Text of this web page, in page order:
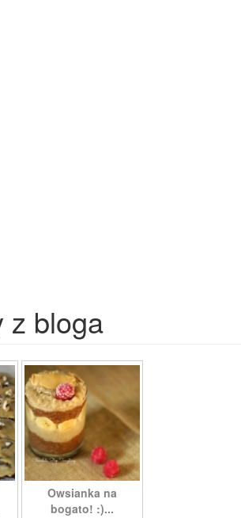
z bloga
Owsianka na
bogato! :)...